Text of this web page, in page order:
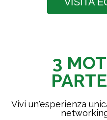
3
Vivi un'esperienza